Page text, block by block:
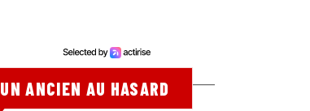
UN ANCIEN AU HASARD